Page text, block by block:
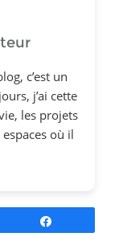
c’est un
j’ai cette
les projets
où il